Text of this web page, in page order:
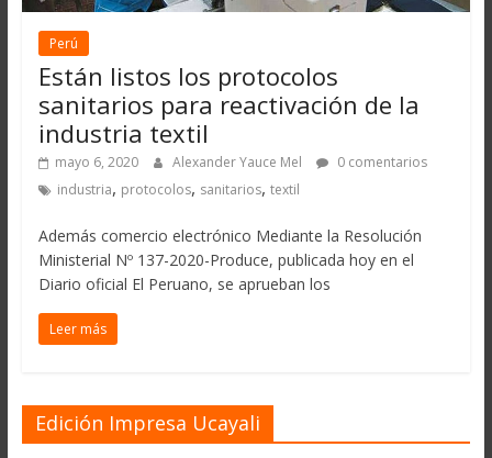
Perú
Están listos los protocolos
sanitarios para reactivación de la
industria textil
mayo 6, 2020 Alexander Yauce Mel
0 comentarios
industria, protocolos, sanitarios, textil
Además comercio electrónico Mediante la Resolución
Ministerial Nº 137-2020-Produce, publicada hoy en el
Diario oficial El Peruano, se aprueban los
Leer más
Edición Impresa Ucayali